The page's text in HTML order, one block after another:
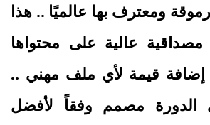
ومعترف بها عالميًا .. هذا
مصداقية عالية على محتواها
إضافة قيمة لأي ملف مهني ..
الدورة مصمم وفقاً لأفضل